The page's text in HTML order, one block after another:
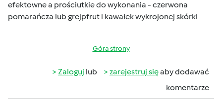
efektowne a prościutkie do wykonania - czerwona
pomarańcza lub grejpfrut i kawałek wykrojonej skórki
Góra strony
Zaloguj lub zarejestruj sięaby dodawać
komentarze